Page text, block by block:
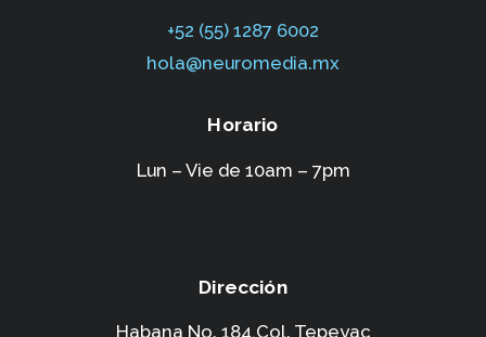
+52 (55) 1287 6002‬
hola@neuromedia.mx
Horario
Lun – Vie de 10am – 7pm
Dirección
Habana No. 184,Col. Tepeyac